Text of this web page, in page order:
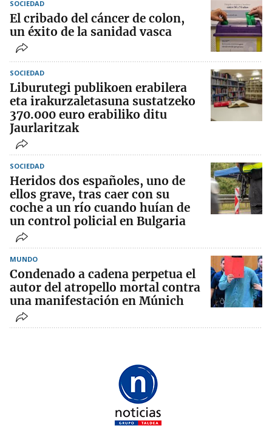
SOCIEDAD
El cribado del cáncer de colon,
un éxito de la sanidad vasca
SOCIEDAD
Liburutegi publikoen erabilera
eta irakurzaletasuna sustatzeko
370.000 euro erabiliko ditu
Jaurlaritzak
SOCIEDAD
Heridos dos españoles, uno de
ellos grave, tras caer con su
coche a un río cuando huían de
un control policial en Bulgaria
MUNDO
Condenado a cadena perpetua el
autor del atropello mortal contra
una manifestación en Múnich